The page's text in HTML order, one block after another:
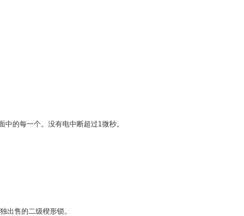
中的每一个。 没有电中断超过1微秒。
出售的二级楔形锁。